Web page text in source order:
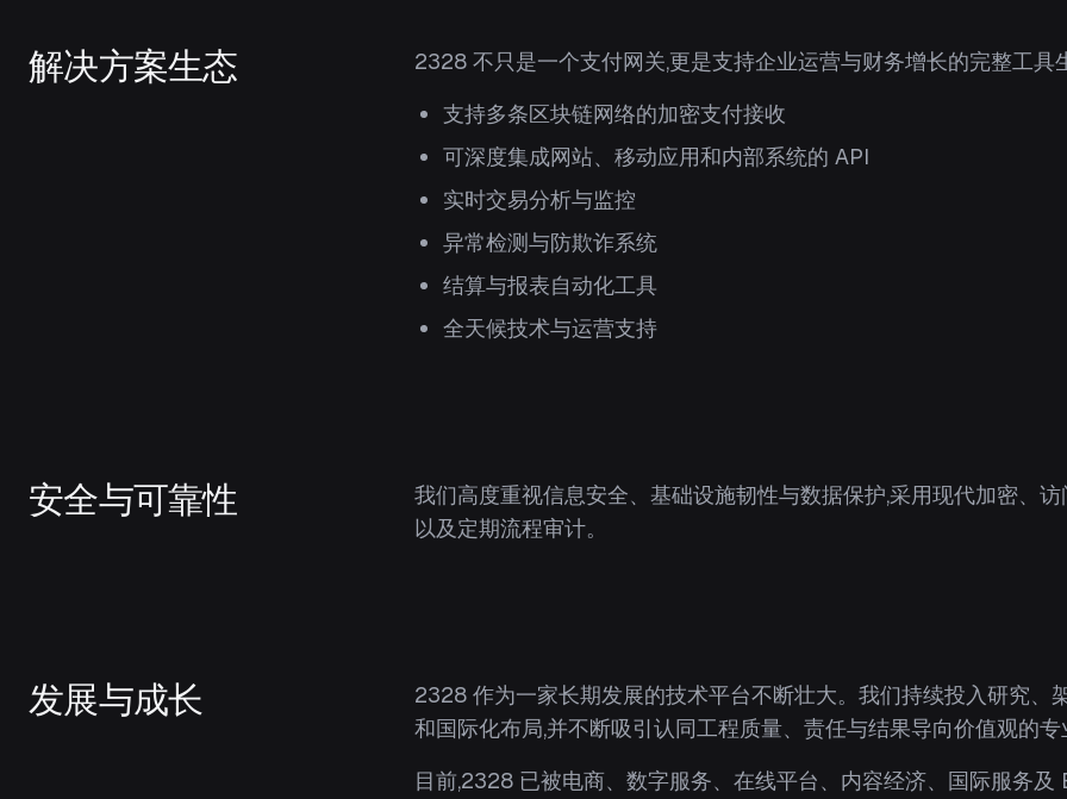
解决方案生态
2328 不只是一个支付网关,更是支持企业运营与财务增长的完整工具
支持多条区块链网络的加密支付接收
可深度集成网站、移动应用和内部系统的 API
实时交易分析与监控
异常检测与防欺诈系统
结算与报表自动化工具
全天候技术与运营支持
安全与可靠性
我们高度重视信息安全、基础设施韧性与数据保护,采用现代加密、
以及定期流程审计。
发展与成长
2328 作为一家长期发展的技术平台不断壮大。我们持续投入研究、
和国际化布局,并不断吸引认同工程质量、责任与结果导向价值观的专
目前,2328 已被电商、数字服务、在线平台、内容经济、国际服务及